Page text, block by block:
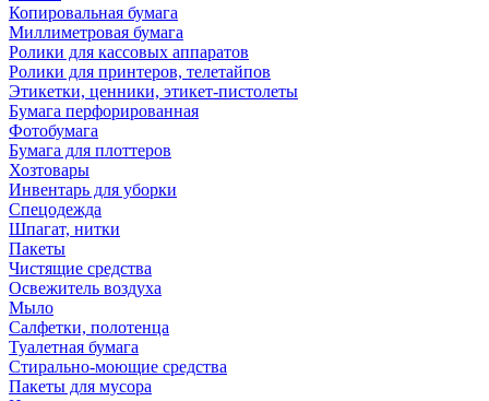
Копировальная бумага
Миллиметровая бумага
Ролики для кассовых аппаратов
Ролики для принтеров, телетайпов
Этикетки, ценники, этикет-пистолеты
Бумага перфорированная
Фотобумага
Бумага для плоттеров
Хозтовары
Инвентарь для уборки
Спецодежда
Шпагат, нитки
Пакеты
Чистящие средства
Освежитель воздуха
Мыло
Салфетки, полотенца
Туалетная бумага
Стирально-моющие средства
Пакеты для мусора